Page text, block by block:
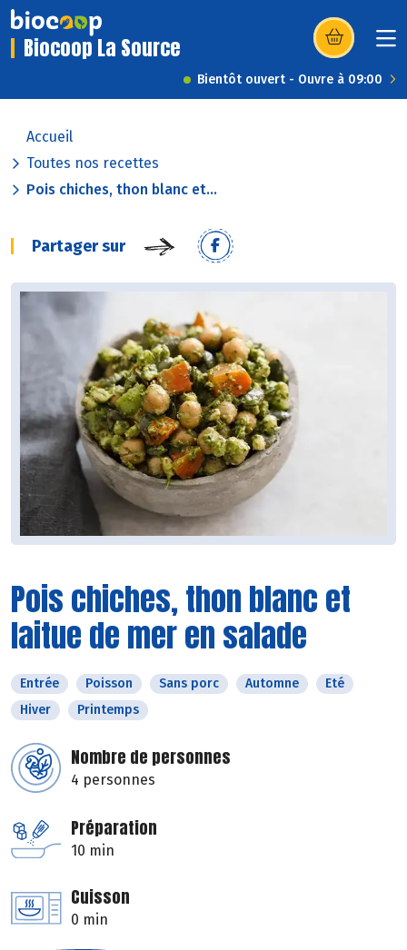
Biocoop La Source (s’ouvre dans
Bientôt ouvert - Ouvre à 09:00
Accueil
Toutes nos recettes
Pois chiches, thon blanc et...
Partager sur
Pois chiches, thon blanc et
laitue de mer en salade
Entrée Poisson Sans porc Automne
Eté
Hiver
Printemps
Nombre de personnes
4 personnes
Préparation
10 min
Cuisson
0 min